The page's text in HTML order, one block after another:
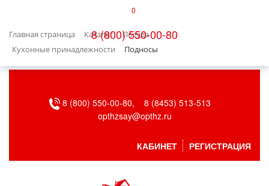
0
8 (800) 550-00-80
Главная страница Каталог
Посуда
Кухонные принадлежности
Подносы
БЫТОВАЯ ТЕХНИКА
ВЕНТИЛЯЦИЯ8 (800) 550-00-80,
8 (8453) 513-513
opthzsay@opthz.ru
КАБИНЕТ РЕГИСТРАЦИЯ